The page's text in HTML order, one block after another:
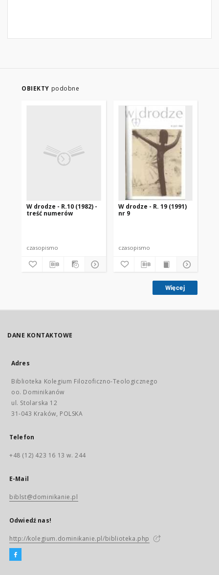
OBIEKTY podobne
W drodze - R.10 (1982) -
treść numerów
czasopismo
W drodze - R. 19 (1991)
nr 9
czasopismo
Więcej
DANE KONTAKTOWE
Adres
Biblioteka Kolegium Filozoficzno-Teologicznego
oo. Dominikanów
ul. Stolarska 12
31-043 Kraków, POLSKA
Telefon
+48 (12) 423 16 13 w. 244
E-Mail
biblst@dominikanie.pl
Odwiedź nas!
http://kolegium.dominikanie.pl/biblioteka.php